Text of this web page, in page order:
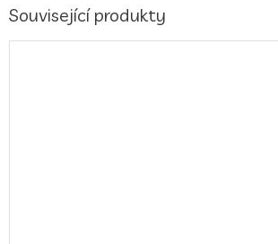
Související produkty